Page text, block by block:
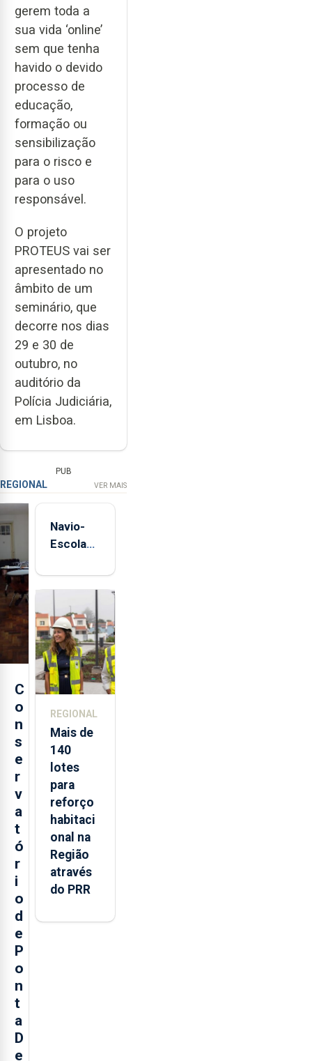
gerem toda a
sua vida ‘online’
sem que tenha
havido o devido
processo de
educação,
formação ou
sensibilização
para o risco e
para o uso
responsável.
O projeto
PROTEUS vai ser
apresentado no
âmbito de um
seminário, que
decorre nos dias
29 e 30 de
outubro, no
auditório da
Polícia Judiciária,
em Lisboa.
PUB
REGIONAL VER MAIS
C
o
n
s
e
r
v
a
t
ó
r
i
o
d
e
P
o
n
t
a
D
e
Navio-
Escola
está de
aos
Açores
REGIONAL
Mais de
140
lotes
para
reforço
habitaci
onal na
Região
através
do PRR